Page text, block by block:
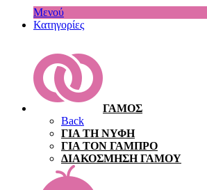
Μενού
Κατηγορίες
ΓΑΜΟΣ
Back
ΓΙΑ ΤΗ ΝΥΦΗ
ΓΙΑ ΤΟΝ ΓΑΜΠΡΟ
ΔΙΑΚΟΣΜΗΣΗ ΓΑΜΟΥ